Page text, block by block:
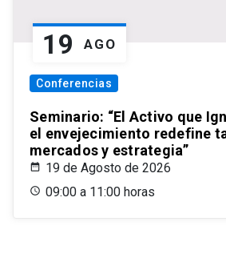
19 AGO
Conferencias
Seminario: “El Activo que
el envejecimiento redefine
mercados y estrategia”
19 de Agosto de 2026
09:00 a 11:00 horas